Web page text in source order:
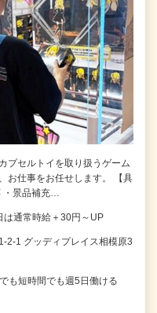
プセルトイを取り扱うゲーム
お仕事をお任せします。 【具
・景品補充…
通常時給＋30円～UP
2-1 グッディプレイス相模原3
も短時間でも週5日働ける